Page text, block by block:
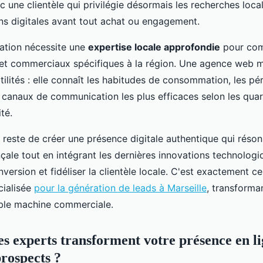
une clientèle qui privilégie désormais les recherches
digitales avant tout achat ou engagement.
nécessite une expertise locale approfondie pour
commerciaux spécifiques à la région. Une agence web
: elle connaît les habitudes de consommation, les
de communication les plus efficaces selon les
de créer une présence digitale authentique qui
tout en intégrant les dernières innovations
et fidéliser la clientèle locale. C'est exactement
pour la génération de leads à Marseille,
machine commerciale.
experts transforment votre présence en
?